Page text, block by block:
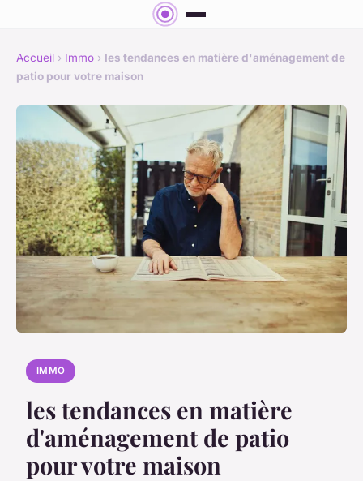
Accueil › Immo › les tendances en matière d'aménagement de
patio pour votre maison
IMMO
les tendances en matière
d'aménagement de patio
pour votre maison